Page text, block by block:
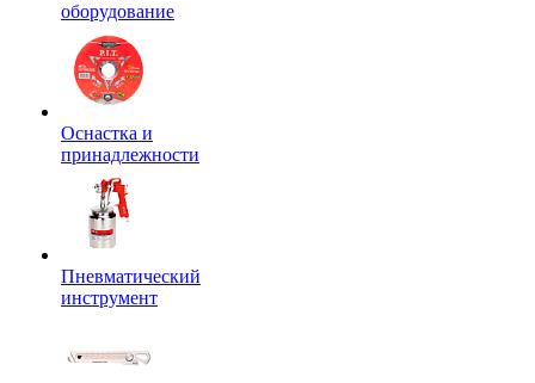
оборудование
Оснастка и
принадлежности
Пневматический
инструмент